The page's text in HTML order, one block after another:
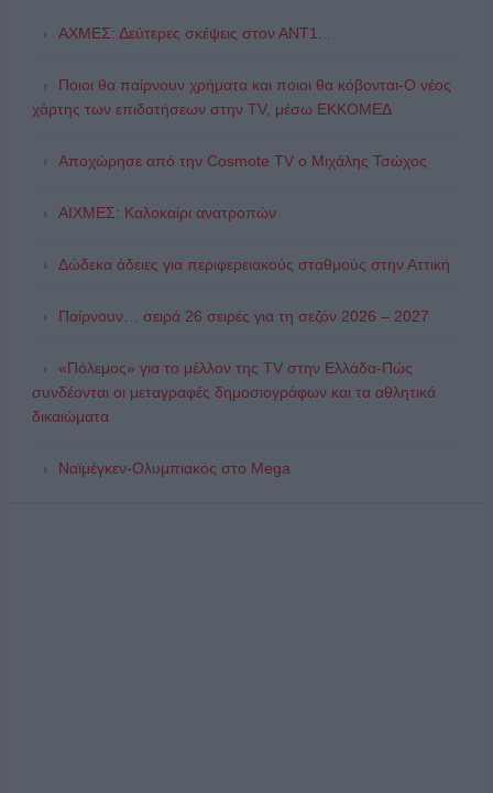
ΑΧΜΕΣ: Δεύτερες σκέψεις στον ΑΝΤ1...
Ποιοι θα παίρνουν χρήματα και ποιοι θα κόβονται-Ο νέος
χάρτης των επιδοτήσεων στην TV, μέσω ΕΚΚΟΜΕΔ
Αποχώρησε από την Cosmote TV o Μιχάλης Τσώχος
ΑΙΧΜΕΣ: Καλοκαίρι ανατροπών
Δώδεκα άδειες για περιφερειακούς σταθμούς στην Αττική
Παίρνουν… σειρά 26 σειρές για τη σεζόν 2026 – 2027
«Πόλεμος» για το μέλλον της TV στην Ελλάδα-Πώς
συνδέονται οι μεταγραφές δημοσιογράφων και τα αθλητικά
δικαιώματα
Ναϊμέγκεν-Ολυμπιακός στο Mega